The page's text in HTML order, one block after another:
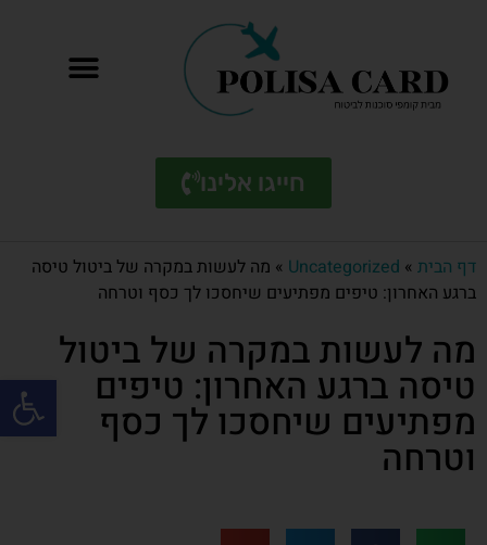
חייגו אלינו
דף הבית »
Uncategorized
» מה לעשות במקרה של ביטול טיסה
ברגע האחרון: טיפים מפתיעים שיחסכו לך כסף וטרחה
מה לעשות במקרה של ביטול
טיסה ברגע האחרון: טיפים
מפתיעים שיחסכו לך כסף
וטרחה
פתח